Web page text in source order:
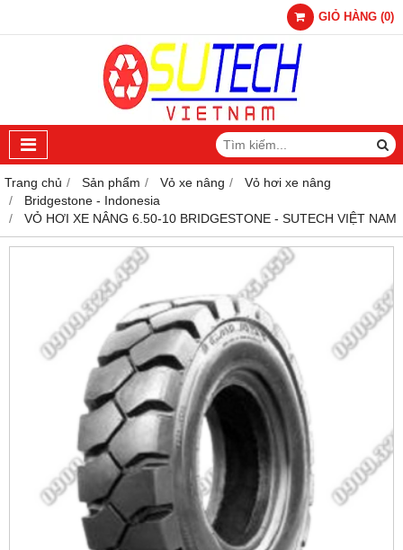
GIỎ HÀNG (0)
Trang chủ Sản phẩm Vỏ xe nâng
Vỏ hơi xe nâng
Bridgestone - Indonesia
VỎ HƠI XE NÂNG 6.50-10 BRIDGESTONE - SUTECH VIỆT NAM